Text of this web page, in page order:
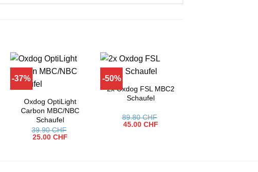
-37%
Oxdog OptiLight
Carbon MBC/NBC
Schaufel
39.90CHF
Ursprünglicher
25.00CHF
-50%
2x Oxdog FSL MBC2
Schaufel
89.80CHF
Ursprünglicher
45.00 CHFAktueller